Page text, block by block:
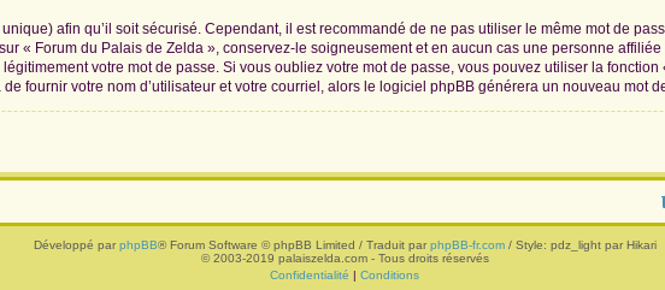
afin qu’il soit sécurisé. Cependant, il est recommandé de ne pas utiliser le même mot de
« Forum du Palais de Zelda », conservez-le soigneusement et en aucun cas une personne
votre mot de passe. Si vous oubliez votre mot de passe, vous pouvez utiliser la
fournir votre nom d’utilisateur et votre courriel, alors le logiciel phpBB générera un nouveau mot
Développé par phpBB® Forum Software © phpBB Limited / Traduit par phpBB-fr.com/ Style: pdz_light par Hikari
© 2003-2019 palaiszelda.com - Tous droits réservés
Confidentialité | Conditions